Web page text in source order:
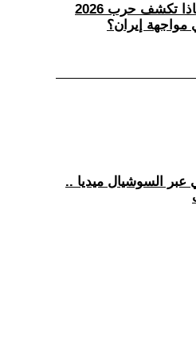
(34) بين الحسم والتوازن: ماذا تكشف حرب 2026
مواجهة إيران؟
عبر السوشيال ميديا ..